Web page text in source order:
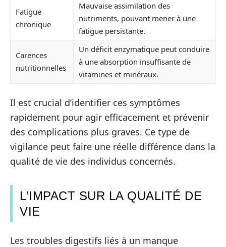
Fatigue
chronique
Mauvaise assimilation des
nutriments, pouvant mener à une
fatigue persistante.
Carences
nutritionnelles
Un déficit enzymatique peut conduire
à une absorption insuffisante de
vitamines et minéraux.
Il est crucial d’identifier ces symptômes
rapidement pour agir efficacement et prévenir
des complications plus graves. Ce type de
vigilance peut faire une réelle différence dans la
qualité de vie des individus concernés.
L’IMPACT SUR LA QUALITÉ DE
VIE
Les troubles digestifs liés à un manque